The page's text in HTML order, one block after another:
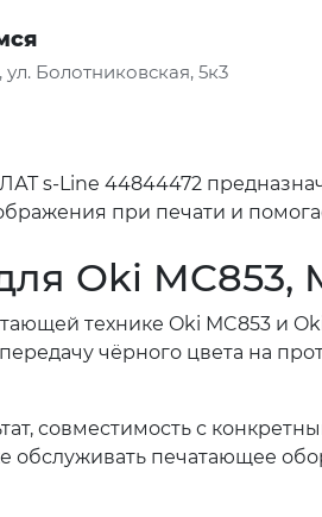
Болотниковская, 5к3
s-Line 44844472
при печати и
Oki MC853,
технике Oki MC853 и Oki
чёрного цвета на
совместимость с
обслуживать печатающее